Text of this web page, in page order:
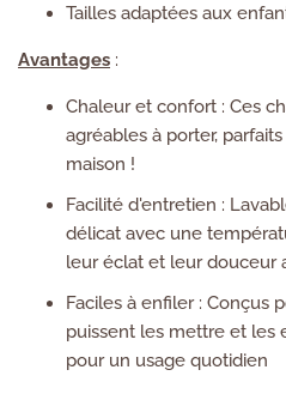
Tailles adaptées aux
Avantages :
Chaleur et confort : Ces
agréables à porter,
maison !
Facilité d'entretien :
délicat avec une
leur éclat et leur douceur
Faciles à enfiler : Conçus
puissent les mettre et les
pour un usage quotidien